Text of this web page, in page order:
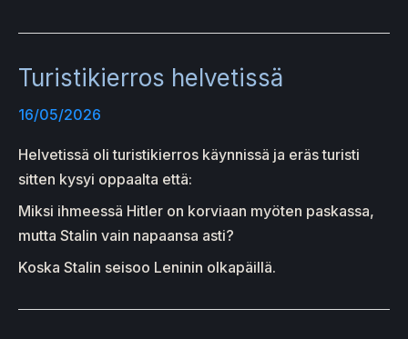
Turistikierros helvetissä
16/05/2026
Helvetissä oli turistikierros käynnissä ja eräs turisti
sitten kysyi oppaalta että:
Miksi ihmeessä Hitler on korviaan myöten paskassa,
mutta Stalin vain napaansa asti?
Koska Stalin seisoo Leninin olkapäillä.